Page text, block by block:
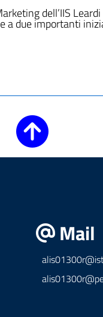
dell’IIS
a due importanti
Mail